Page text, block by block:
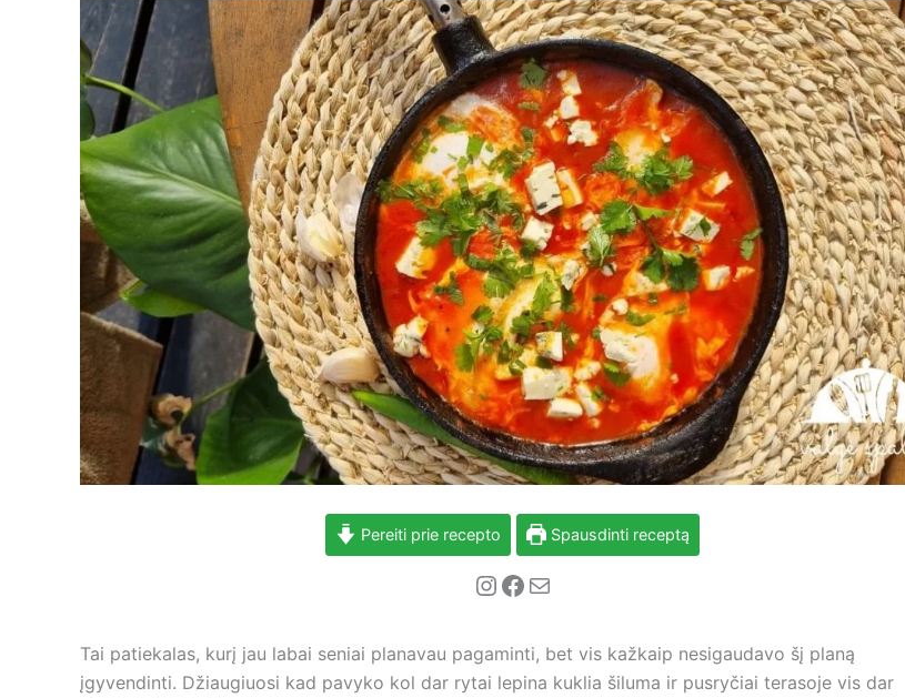
Pereiti prie recepto Spausdinti receptą
Instagram
Facebook
Mail
Tai patiekalas, kurį jau labai seniai planavau pagaminti, bet vis kažkaip nesigaudavo šį planą
įgyvendinti. Džiaugiuosi kad pavyko kol dar rytai lepina kuklia šiluma ir pusryčiai terasoje vis dar